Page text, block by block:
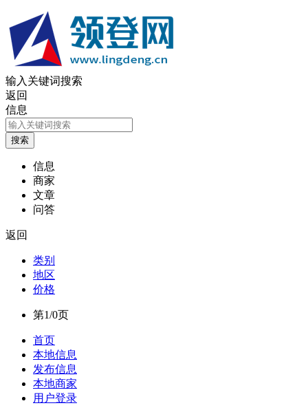
输入关键词搜索
返回
信息
信息
商家
文章
问答
返回
类别
地区
价格
第1/0页
首页
本地信息
发布信息
本地商家
用户登录